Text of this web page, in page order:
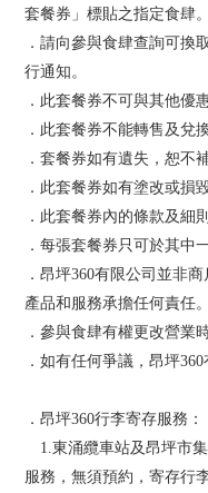
套餐券」標貼之指定食肆。
．請向參與食肆查詢可換
行通知。
．此套餐券不可與其他優
．此套餐券不能轉售及兌
．套餐券如有遺失，恕不補
．此套餐券如有塗改或損
．此套餐券內的條款及細
．每張套餐券只可於其中
．昂坪360有限公司並非
產品和服務承擔任何責任。
．參與食肆有權更改營業
．如有任何爭議，昂坪
．昂坪360行李寄存服務：
1.東涌纜車站及昂坪市
服務，無須預約，寄存行